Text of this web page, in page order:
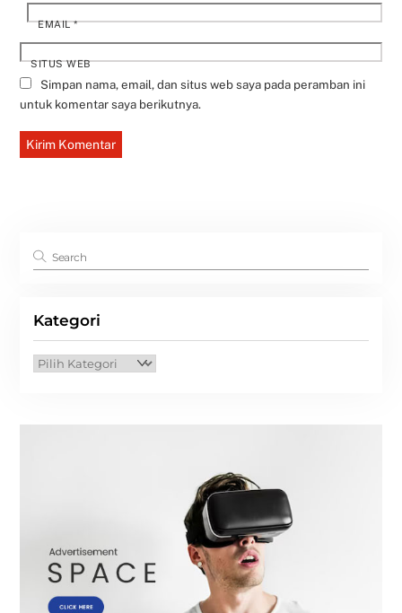
EMAIL*
SITUS WEB
Simpan nama, email, dan situs web saya pada peramban ini
untuk komentar saya berikutnya.
Kategori
Kategori